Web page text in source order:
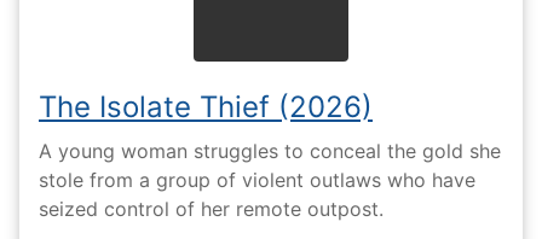
The Isolate Thief (2026)
A young woman struggles to conceal the gold she
stole from a group of violent outlaws who have
seized control of her remote outpost.